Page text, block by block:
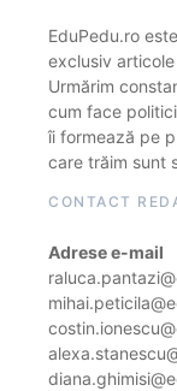
EduPedu.ro
exclusiv
Urmărim
cum face
îi formează pe
care trăim sunt
CONTACT
Adrese e-mail